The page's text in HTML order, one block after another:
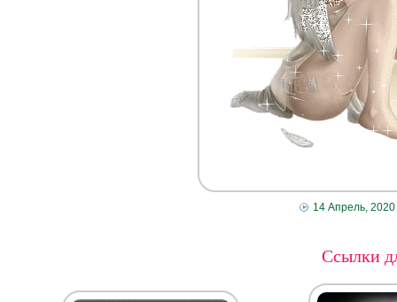
14 Апрель, 2020
Ссылки